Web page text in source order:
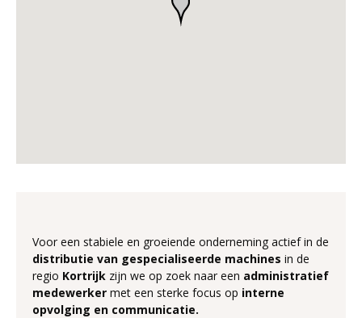
Voor een stabiele en groeiende onderneming actief in de
distributie van gespecialiseerde machines in de
regio Kortrijk zijn we op zoek naar een administratief
medewerker met een sterke focus op interne
opvolging en communicatie.